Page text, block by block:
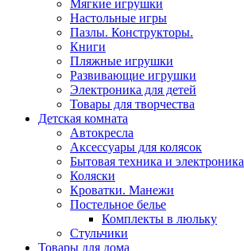
Мягкие игрушки
Настольные игры
Пазлы. Конструкторы.
Книги
Пляжные игрушки
Развивающие игрушки
Электроника для детей
Товары для творчества
Детская комната
Автокресла
Аксессуары для колясок
Бытовая техника и электроника
Коляски
Кроватки. Манежи
Постельное белье
Комплекты в люльку
Стульчики
Товары для дома